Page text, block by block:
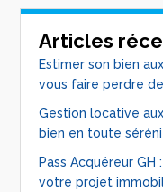
Articles
Estimer son bien
vous faire perdre
Gestion locative
bien en toute
Pass Acquéreur
votre projet